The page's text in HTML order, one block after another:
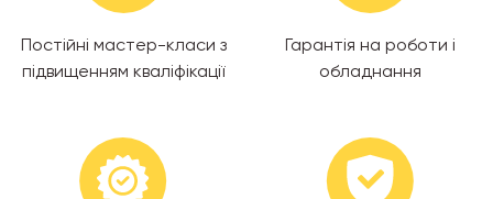
Постійні мастер-класи з
підвищенням кваліфікації
Гарантія на роботи і
обладнання